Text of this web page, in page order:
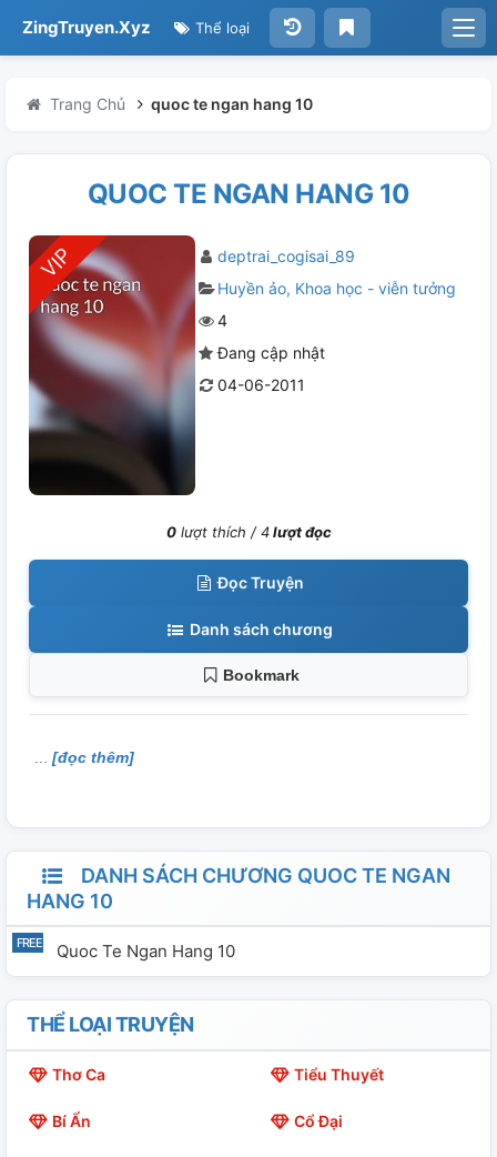
ZingTruyen.Xyz Thể loại
Trang Chủ quoc te ngan hang 10
QUOC TE NGAN HANG 10
deptrai_cogisai_89
Huyền ảo Khoa học - viễn tưởng
4
Đang cập nhật
04-06-2011
0lượt thích /4lượt đọc
Đọc Truyện
Danh sách chương
Bookmark
[đọc thêm]
DANH SÁCH CHƯƠNG QUOC TE NGAN
HANG 10
Quoc Te Ngan Hang 10
THỂ LOẠI TRUYỆN
Thơ Ca Tiểu Thuyết
Bí Ẩn Cổ Đại